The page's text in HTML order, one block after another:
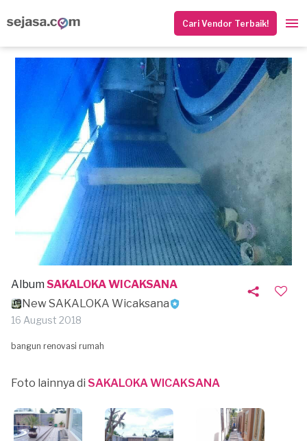
Cari Vendor Terbaik!
Album SAKALOKA WICAKSANA
New SAKALOKA Wicaksana
16 August 2018
bangun renovasi rumah
Foto lainnya di SAKALOKA WICAKSANA